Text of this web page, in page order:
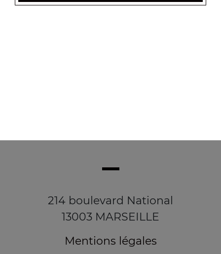
Wrap kebab
214 boulevard National
13003 MARSEILLE
Mentions légales